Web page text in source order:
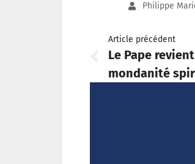
Philippe
Article précédent
Le Pape
mondanité